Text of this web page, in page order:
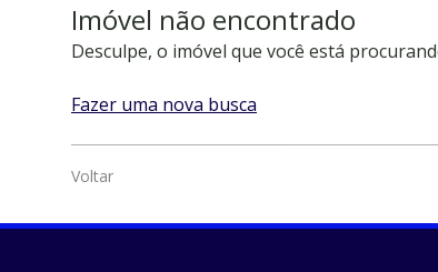
Imóvel não encontrado
Desculpe, o imóvel que você está
Fazer uma nova busca
Voltar